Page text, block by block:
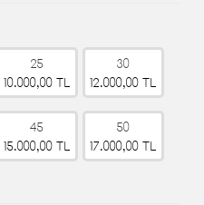
25
10.000,00 TL
30
12.000,00 TL
45
15.000,00 TL
50
17.000,00 TL